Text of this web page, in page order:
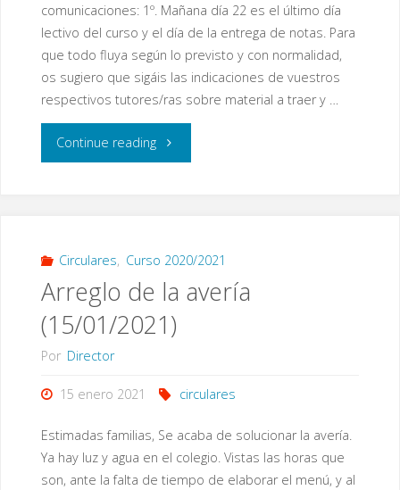
comunicaciones: 1º. Mañana día 22 es el último día
lectivo del curso y el día de la entrega de notas. Para
que todo fluya según lo previsto y con normalidad,
os sugiero que sigáis las indicaciones de vuestros
respectivos tutores/ras sobre material a traer y …
Continue reading"Final
Circulares, Curso 2020/2021
Arreglo de la avería
(15/01/2021)
Por Director
15 enero 2021 circulares
Estimadas familias, Se acaba de solucionar la avería.
Ya hay luz y agua en el colegio. Vistas las horas que
son, ante la falta de tiempo de elaborar el menú, y al